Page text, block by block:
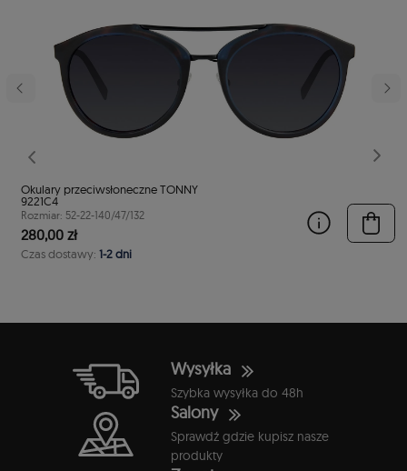
Poprzedni
Okulary przeciwsłoneczne TONNY
9221C4
Rozmiar: 52-22-140/47/132
280,00 zł
Czas dostawy: 1-2 dni
Wysyłka
Szybka wysyłka do 48h
Salony
Sprawdź gdzie kupisz nasze
produkty